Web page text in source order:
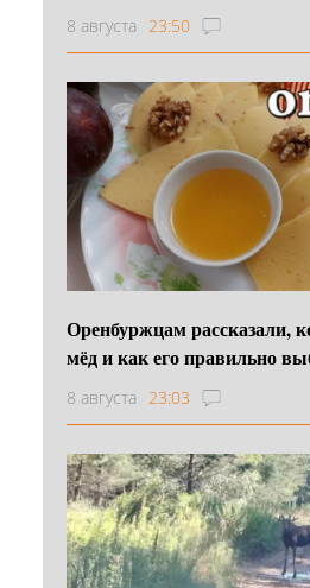
8 августа 23:50
Оренбуржцам рассказали,
мёд и как его правильно
8 августа 23:03